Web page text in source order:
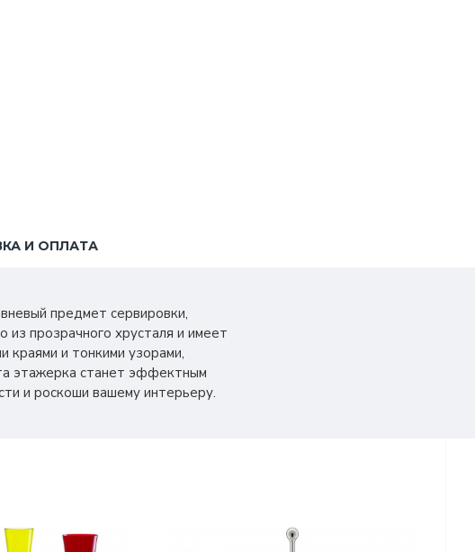
И ОПЛАТА
предмет сервировки,
прозрачного хрусталя и имеет
краями и тонкими узорами,
этажерка станет эффектным
и роскоши вашему интерьеру.